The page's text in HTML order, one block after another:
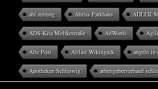
abi zeitung Abriss Parkhaus ADLER
ADS-Kita Moltkestraße AdWords
Alte Post Altlast Wikingeck angeln in
Apotheken Schleswig arbeitgeberverband